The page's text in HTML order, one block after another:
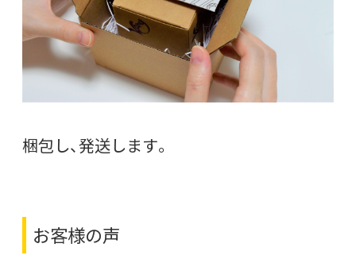
梱包し、発送します。
お客様の声